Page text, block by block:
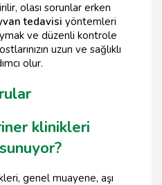
olası sorunlar erken
tedavisi yöntemleri
ve düzenli kontrole
uzun ve sağlıklı
olur.
klinikleri
genel muayene, aşı